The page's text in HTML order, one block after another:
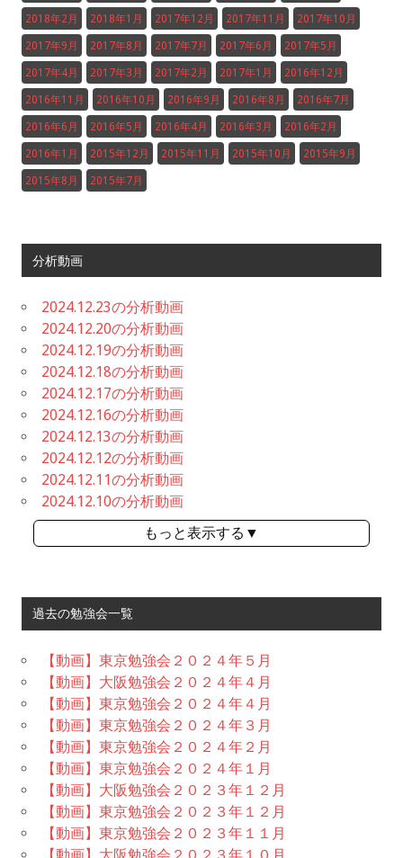
2018年2月 2018年1月 2017年12月 2017年11月 2017年10月
2017年9月 2017年8月 2017年7月 2017年6月 2017年5月
2017年4月 2017年3月 2017年2月 2017年1月 2016年12月
2016年11月 2016年10月 2016年9月 2016年8月 2016年7月
2016年6月 2016年5月 2016年4月 2016年3月 2016年2月
2016年1月 2015年12月 2015年11月 2015年10月 2015年9月
2015年8月 2015年7月
分析動画
2024.12.23の分析動画
2024.12.20の分析動画
2024.12.19の分析動画
2024.12.18の分析動画
2024.12.17の分析動画
2024.12.16の分析動画
2024.12.13の分析動画
2024.12.12の分析動画
2024.12.11の分析動画
2024.12.10の分析動画
もっと表示する▼
過去の勉強会一覧
【動画】東京勉強会２０２４年５月
【動画】大阪勉強会２０２４年４月
【動画】東京勉強会２０２４年４月
【動画】東京勉強会２０２４年３月
【動画】東京勉強会２０２４年２月
【動画】東京勉強会２０２４年１月
【動画】大阪勉強会２０２３年１２月
【動画】東京勉強会２０２３年１２月
【動画】東京勉強会２０２３年１１月
【動画】大阪勉強会２０２３年１０月